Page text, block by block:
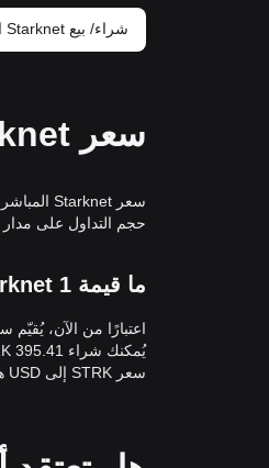
شراء/ بيع Starknet الآن
سعر Starknet الحالي اليوم بعملة USD
حجم التداول على مدار 24 ساعة هو 0.00$. يتم تحديث معدل التحويلSTRK/USD(StarknetإلىUSD) في الوقت الفعلي.
ما قيمة 1 Starknet بعملة United States Dollar؟
سعر STRK إلى USD هو $0.02462 USD.